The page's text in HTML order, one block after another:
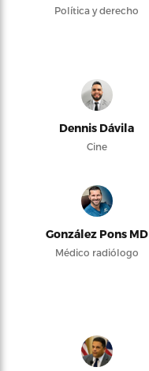
Política y derecho
Dennis Dávila
Cine
González Pons MD
Médico radiólogo